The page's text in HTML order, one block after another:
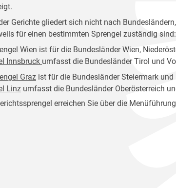
Gerichte gliedert sich nicht nach
für einen bestimmten Sprengel zuständig sind:
Wien ist für die Bundesländer Wien,
Innsbruck umfasst die Bundesländer Tirol und
Graz ist für die Bundesländer Steiermark
Linz umfasst die Bundesländer Oberösterreich
erreichen Sie über die